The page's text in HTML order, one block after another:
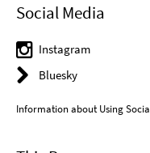
Social Media
Instagram
Bluesky
Information about Using